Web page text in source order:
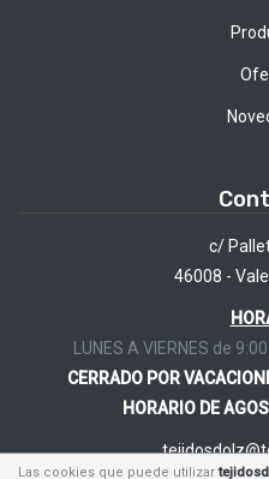
Las cookies que puede utilizar
c/
46008 -
LUNES A VIERNES de
CERRADO POR
HORARIO DE